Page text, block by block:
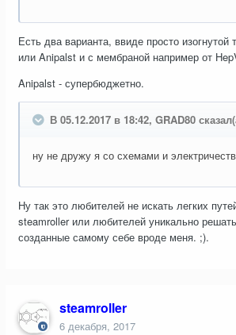
Есть два варианта, ввиде просто изогнутой
или Anipalst и с мембраной например от
Anipalst - супербюджетно.
В 05.12.2017 в 18:42, GRAD80
ну не дружу я со схемами и
Ну так это любителей не искать легких
steamroller или любителей уникально
созданные самому себе вроде меня. ;).
steamroller
6 декабря, 2017